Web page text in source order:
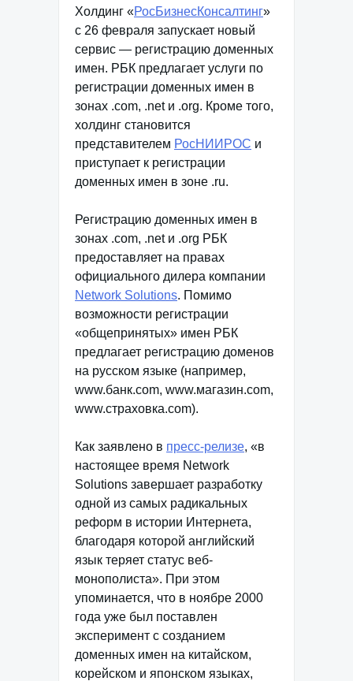
Холдинг «РосБизнесКонсалтинг»
с 26 февраля запускает новый
сервис — регистрацию доменных
имен. РБК предлагает услуги по
регистрации доменных имен в
зонах .com, .net и .org. Кроме того,
холдинг становится
представителем РосНИИРОС и
приступает к регистрации
доменных имен в зоне .ru.
Регистрацию доменных имен в
зонах .com, .net и .org РБК
предоставляет на правах
официального дилера компании
Network Solutions. Помимо
возможности регистрации
«общепринятых» имен РБК
предлагает регистрацию доменов
на русском языке (например,
www.банк.com, www.магазин.com,
www.страховка.com).
Как заявлено в пресс-релизе, «в
настоящее время Network
Solutions завершает разработку
одной из самых радикальных
реформ в истории Интернета,
благодаря которой английский
язык теряет статус веб-
монополиста». При этом
упоминается, что в ноябре 2000
года уже был поставлен
эксперимент с созданием
доменных имен на китайском,
корейском и японском языках,